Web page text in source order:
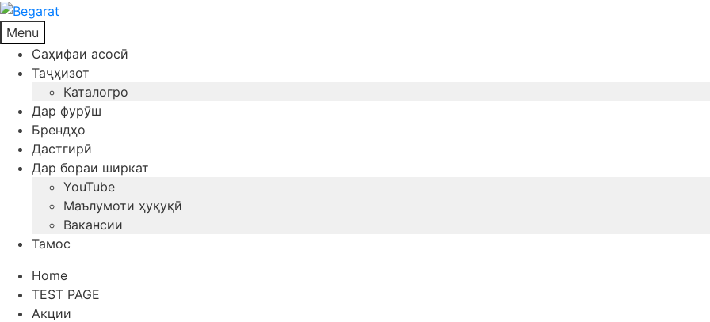
Menu
Саҳифаи асосӣ
Таҷҳизот
Каталогро
Дар фурӯш
Брендҳо
Дастгирӣ
Дар бораи ширкат
YouTube
Маълумоти ҳуқуқӣ
Вакансии
Тамос
Home
TEST PAGE
Акции